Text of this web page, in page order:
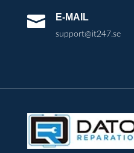
 E-MAIL
support@it247.se